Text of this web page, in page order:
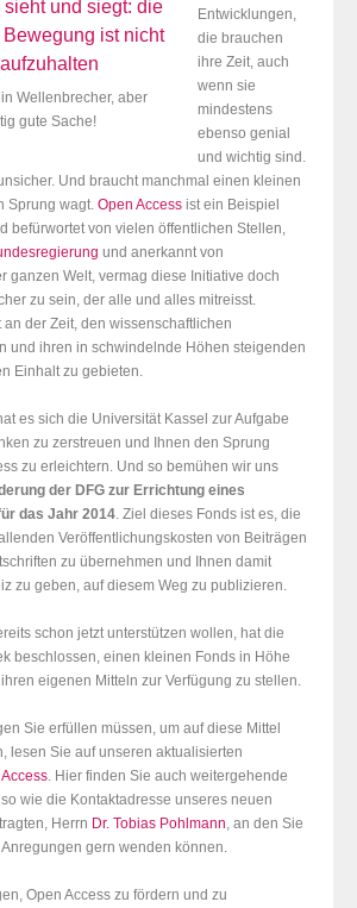
Wellenbrecher, aber
gute Sache!
Entwicklungen,
die brauchen
ihre Zeit, auch
wenn sie
mindestens
ebenso genial
und wichtig sind.
Und braucht manchmal einen kleinen
Sprung wagt. Open Access ist ein Beispiel
befürwortet von vielen öffentlichen Stellen,
und anerkannt von
ganzen Welt, vermag diese Initiative doch
zu sein, der alle und alles mitreisst.
der Zeit, den wissenschaftlichen
und ihren in schwindelnde Höhen steigenden
Einhalt zu gebieten.
es sich die Universität Kassel zur Aufgabe
zu zerstreuen und Ihnen den Sprung
zu erleichtern. Und so bemühen wir uns
der DFG zur Errichtung eines
das Jahr 2014 . Ziel dieses Fonds ist es, die
Veröffentlichungskosten von Beiträgen
zu übernehmen und Ihnen damit
zu geben, auf diesem Weg zu publizieren.
schon jetzt unterstützen wollen, hat die
beschlossen, einen kleinen Fonds in Höhe
eigenen Mitteln zur Verfügung zu stellen.
Sie erfüllen müssen, um auf diese Mittel
lesen Sie auf unseren aktualisierten
. Hier finden Sie auch weitergehende
wie die Kontaktadresse unseres neuen
Herrn Dr. Tobias Pohlmann , an den Sie
gern wenden können.
Open Access zu fördern und zu